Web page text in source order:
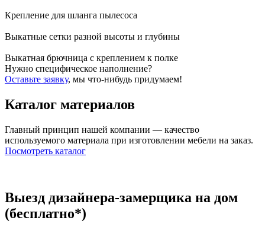
Крепление для шланга пылесоса
Выкатные сетки разной высоты и глубины
Выкатная брючница с креплением к полке
Нужно специфическое наполнение?
Оставьте заявку, мы что-нибудь придумаем!
Каталог материалов
Главный принцип нашей компании — качество
используемого материала при изготовлении мебели на заказ.
Посмотреть каталог
Выезд дизайнера-замерщика на дом
(бесплатно*)